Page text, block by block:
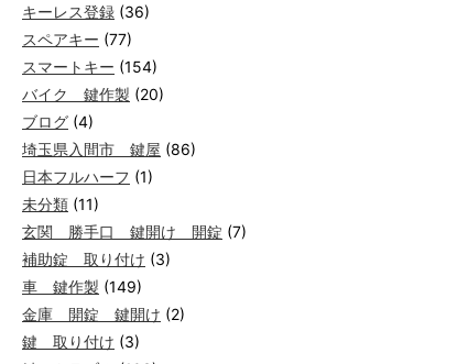
キーレス登録 (36)
スペアキー (77)
スマートキー (154)
バイク 鍵作製 (20)
ブログ (4)
埼玉県入間市 鍵屋 (86)
日本フルハーフ (1)
未分類 (11)
玄関 勝手口 鍵開け 開錠 (7)
補助錠 取り付け (3)
車 鍵作製 (149)
金庫 開錠 鍵開け (2)
鍵 取り付け (3)